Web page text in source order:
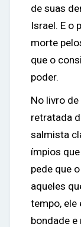
de suas
Israel. E o
morte
que o
poder.
No livro
retratada
salmista
ímpios
pede que
aqueles
tempo, ele
bondade e